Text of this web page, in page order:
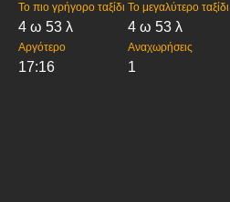
Το πιο γρήγορο ταξίδι
4 ω 53 λ
Το μεγαλύτερο ταξίδι
4 ω 53 λ
Αργότερο
17:16
Αναχωρήσεις
1